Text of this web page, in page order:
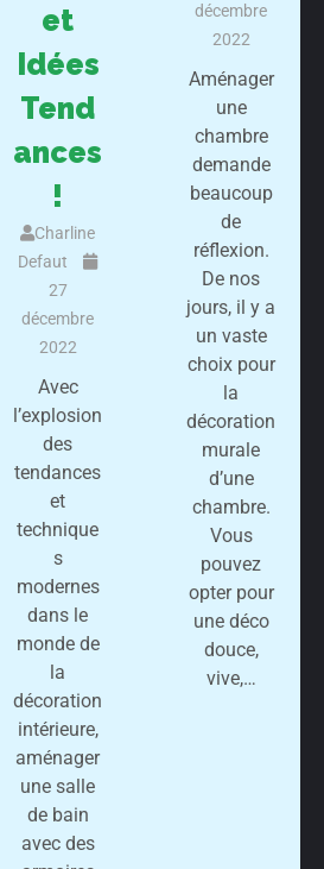
et
Idées
Tend
ances
!
Charline
Defaut
27
décembre
2022
Avec
l’explosion
des
tendances
et
technique
s
modernes
dans le
monde de
la
décoration
intérieure,
aménager
une salle
de bain
avec des
décembre
2022
Aménager
une
chambre
demande
beaucoup
de
réflexion.
De nos
jours, il y a
un vaste
choix pour
la
décoration
murale
d’une
chambre.
Vous
pouvez
opter pour
une déco
douce,
vive,…